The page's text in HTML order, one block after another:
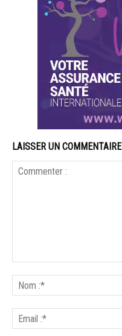
LAISSER UN COMMENTAIRE